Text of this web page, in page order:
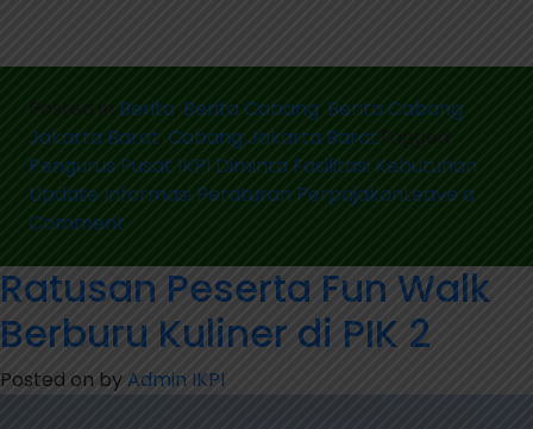
Posted in Berita, Berita Cabang, Berita Cabang
Jakarta Barat, Cabang Jakarta BaratTagged
Pengurus Pusat IKPI Diminta Fasilitasi Kebutuhan
Update Informasi Peraturan PerpajakanLeave a
Comment
Ratusan Peserta Fun Walk
Berburu Kuliner di PIK 2
Posted on byAdmin IKPI